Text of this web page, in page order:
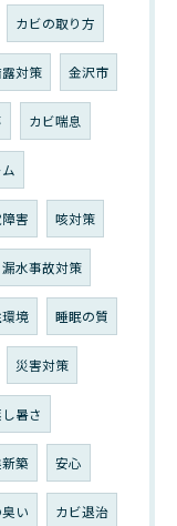
カビの取り方
対策 金沢市
カビ喘息
害 咳対策
漏水事故対策
境 睡眠の質
災害対策
暑さ
築 安心
い カビ退治